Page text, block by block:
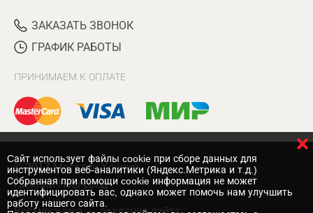
ЗАКАЗАТЬ ЗВОНОК
ГРАФИК РАБОТЫ
ПРИНИМАЕМ К ОПЛАТЕ
© 2017 Магазин Хозяин
Нижний Новгород
Cайт использует файлы cookie при сборе данных для
инструментов веб-аналитики (Яндекс.Метрика и т.д.)
Собранная при помощи cookie информация не может
идентифицировать вас, однако может помочь нам улучшить
работу нашего сайта.